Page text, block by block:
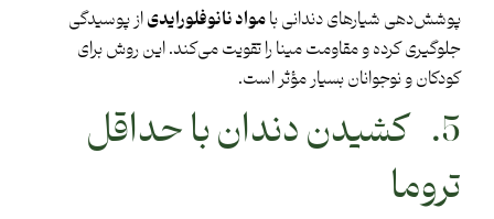
پوشش‌دهی شیارهای دندانی بامواد نانوفلورایدیاز پوسیدگی
جلوگیری کرده و مقاومت مینا را تقویت می‌کند. این روش برای
کودکان و نوجوانان بسیار مؤثر است.
5. کشیدن دندان با حداقل
تروما